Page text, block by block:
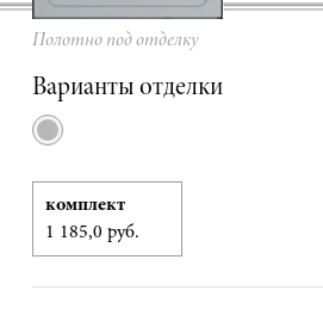
Полотно под отделку
Варианты отделки
комплект
1 185,0 руб.